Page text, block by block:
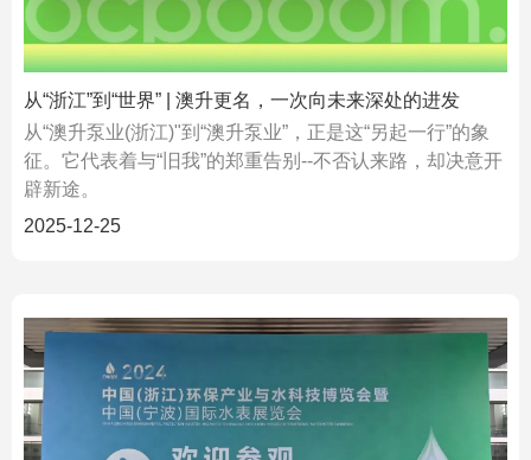
从“浙江”到“世界” | 澳升更名，一次向未来深处的进发
从“澳升泵业(浙江)"到“澳升泵业”，正是这“另起一行”的象
征。它代表着与“旧我”的郑重告别--不否认来路，却决意开
辟新途。
2025-12-25